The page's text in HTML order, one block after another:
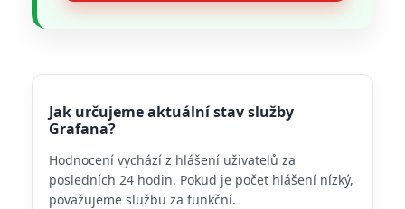
Jak určujeme aktuální stav služby
Grafana?
Hodnocení vychází z hlášení uživatelů za
posledních 24 hodin. Pokud je počet hlášení nízký,
považujeme službu za funkční.